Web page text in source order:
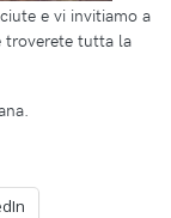
e vi invitiamo a
troverete tutta la